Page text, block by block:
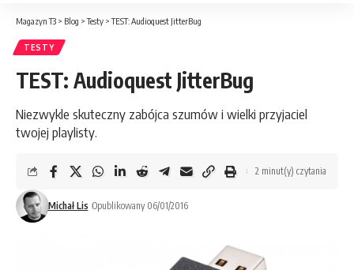
Magazyn T3 > Blog >Testy >TEST: Audioquest JitterBug
TESTY
TEST: Audioquest JitterBug
Niezwykle skuteczny zabójca szumów i wielki przyjaciel
twojej playlisty.
Michał Lis Opublikowany 06/01/2016
2 minut(y) czytania